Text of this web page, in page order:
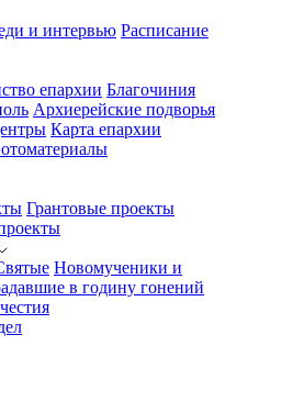
и интервью Расписание
епархии Благочиния
Архиерейские подворья
Карта епархии
Грантовые проекты
Новомученики и
в годину гонений